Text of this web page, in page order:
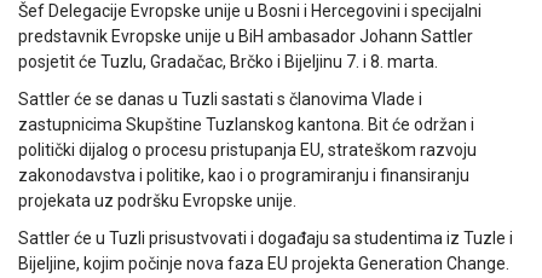
Šef Delegacije Evropske unije u Bosni i Hercegovini i specijalni
predstavnik Evropske unije u BiH ambasador Johann Sattler
posjetit će Tuzlu, Gradačac, Brčko i Bijeljinu 7. i 8. marta.
Sattler će se danas u Tuzli sastati s članovima Vlade i
zastupnicima Skupštine Tuzlanskog kantona. Bit će održan i
politički dijalog o procesu pristupanja EU, strateškom razvoju
zakonodavstva i politike, kao i o programiranju i finansiranju
projekata uz podršku Evropske unije.
Sattler će u Tuzli prisustvovati i događaju sa studentima iz Tuzle i
Bijeljine, kojim počinje nova faza EU projekta Generation Change.